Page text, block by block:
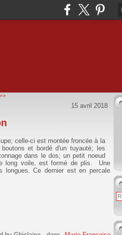
15 avril 2018
celle-ci est montée froncée à la
et bordé d'un tuyauté; les
dans le dos; un petit noeud
long voile, est formé de plis. Une
longues. Ce dernier est en percale